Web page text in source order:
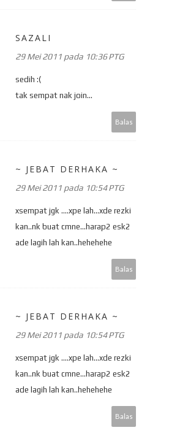
SAZALI
29 Mei 2011 pada 10:36 PTG
sedih :(
tak sempat nak join...
Balas
~ JEBAT DERHAKA ~
29 Mei 2011 pada 10:54 PTG
xsempat jgk ....xpe lah...xde rezki
kan..nk buat cmne...harap2 esk2
ade lagih lah kan..hehehehe
Balas
~ JEBAT DERHAKA ~
29 Mei 2011 pada 10:54 PTG
xsempat jgk ....xpe lah...xde rezki
kan..nk buat cmne...harap2 esk2
ade lagih lah kan..hehehehe
Balas